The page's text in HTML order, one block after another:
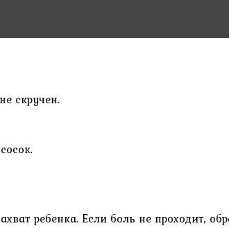
скручен.
ребенка. Если боль не проходит,